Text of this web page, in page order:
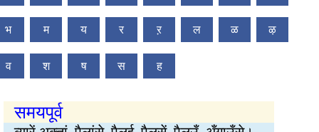
भ म य र ऱ ल ळ ऴ
व श ष स ह
समयपूर्व